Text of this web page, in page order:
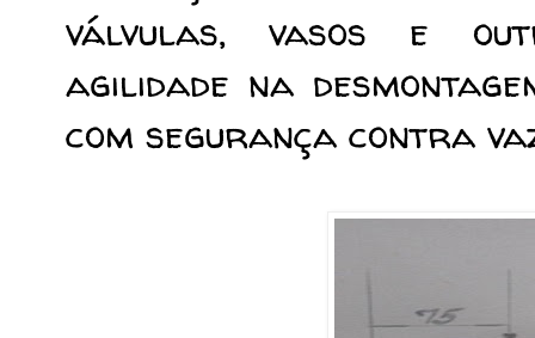
válvulas, vasos e
agilidade na
com segurança contra